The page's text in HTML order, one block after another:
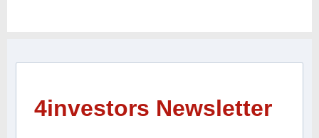
4investors Newsletter